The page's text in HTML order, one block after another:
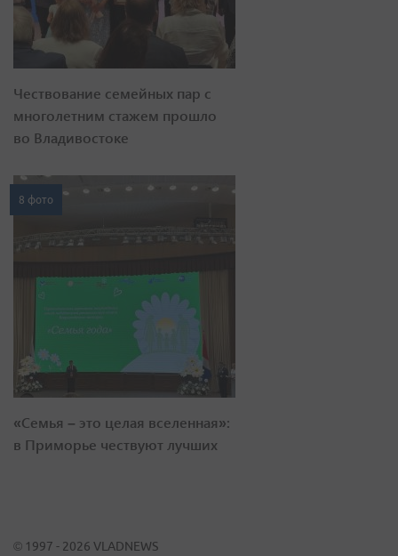
Чествование семейных пар с
многолетним стажем прошло
во Владивостоке
8 фото
«Семья – это целая вселенная»:
в Приморье чествуют лучших
© 1997 - 2026 VLADNEWS